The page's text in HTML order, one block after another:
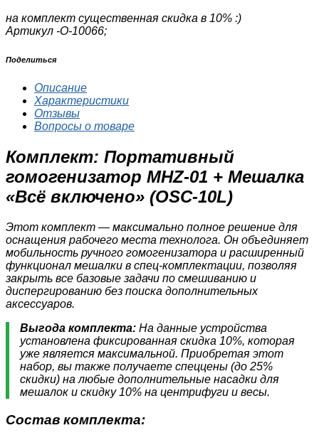
на комплект существенная скидка в 10% :)
Артикул -О-10066;
Поделиться
Описание
Характеристики
Отзывы
Вопросы о товаре
Комплект: Портативный
гомогенизатор MHZ-01 + Мешалка
«Всё включено» (OSC-10L)
Этот комплект — максимально полное решение для
оснащения рабочего места технолога. Он объединяет
мобильность ручного гомогенизатора и расширенный
функционал мешалки в спец-комплектации, позволяя
закрыть все базовые задачи по смешиванию и
диспергированию без поиска дополнительных
аксессуаров.
Выгода комплекта: На данные устройства
установлена фиксированная скидка 10%, которая
уже является максимальной. Приобретая этот
набор, вы также получаете спеццены (до 25%
скидки) на любые дополнительные насадки для
мешалок и скидку 10% на центрифуги и весы.
Состав комплекта: